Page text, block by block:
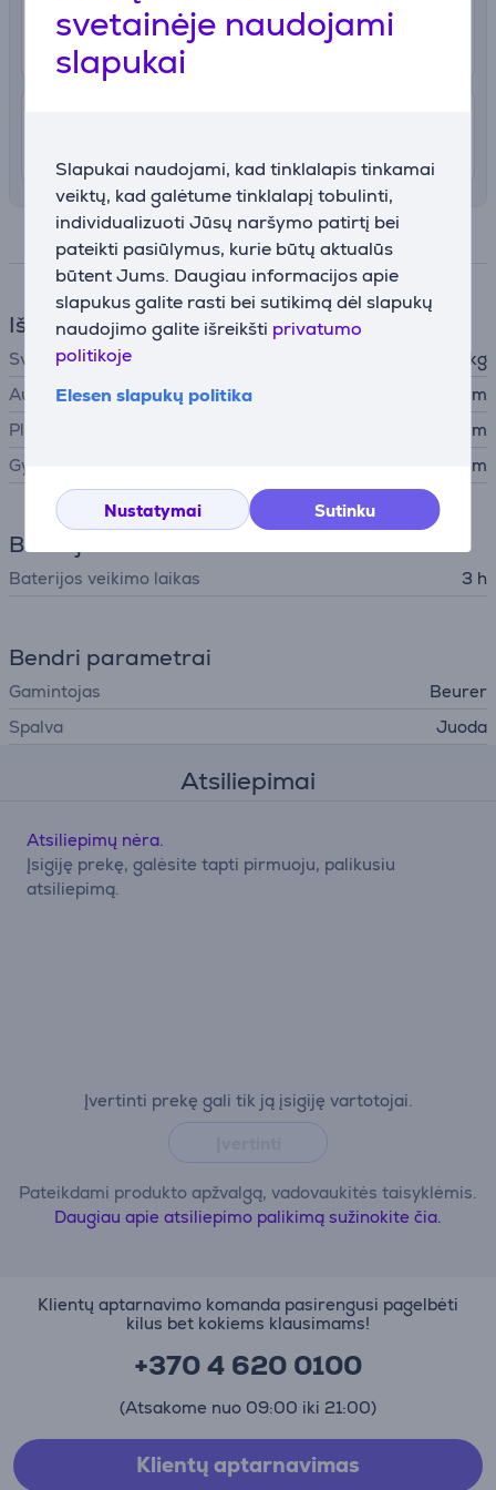
svetainėje naudojami
slapukai
Slapukai naudojami, kad tinklalapis tinkamai
veiktų, kad galėtume tinklalapį tobulinti,
individualizuoti Jūsų naršymo patirtį bei
pateikti pasiūlymus, kurie būtų aktualūs
būtent Jums. Daugiau informacijos apie
slapukus galite rasti bei sutikimą dėl slapukų
naudojimo galite išreikšti privatumo
politikoje
Elesen slapukų politika
Nustatymai Sutinku
Pristatymas į paštomatą
Rugpjūčio 11 - 13
Specifikacija
Išmatavimai
Svoris
0,25 kg
Aukštis
14,7 cm
Plotis
3,8 cm
Gylis
8,4 cm
Baterija
Baterijos veikimo laikas 3 h
Bendri parametrai
Gamintojas
Beurer
Spalva
Juoda
Atsiliepimai
Įvertinti prekę gali tik ją įsigiję vartotojai.
Pateikdami produkto apžvalgą, vadovaukitės taisyklėmis.
Daugiau apie atsiliepimo palikimą sužinokite čia.
Atsiliepimų nėra.
Įsigiję prekę, galėsite tapti pirmuoju, palikusiu
atsiliepimą.
Klientų aptarnavimo komanda pasirengusi pagelbėti
kilus bet kokiems klausimams!
+370 4 620 0100
(Atsakome nuo 09:00 iki 21:00)
Klientų aptarnavimas